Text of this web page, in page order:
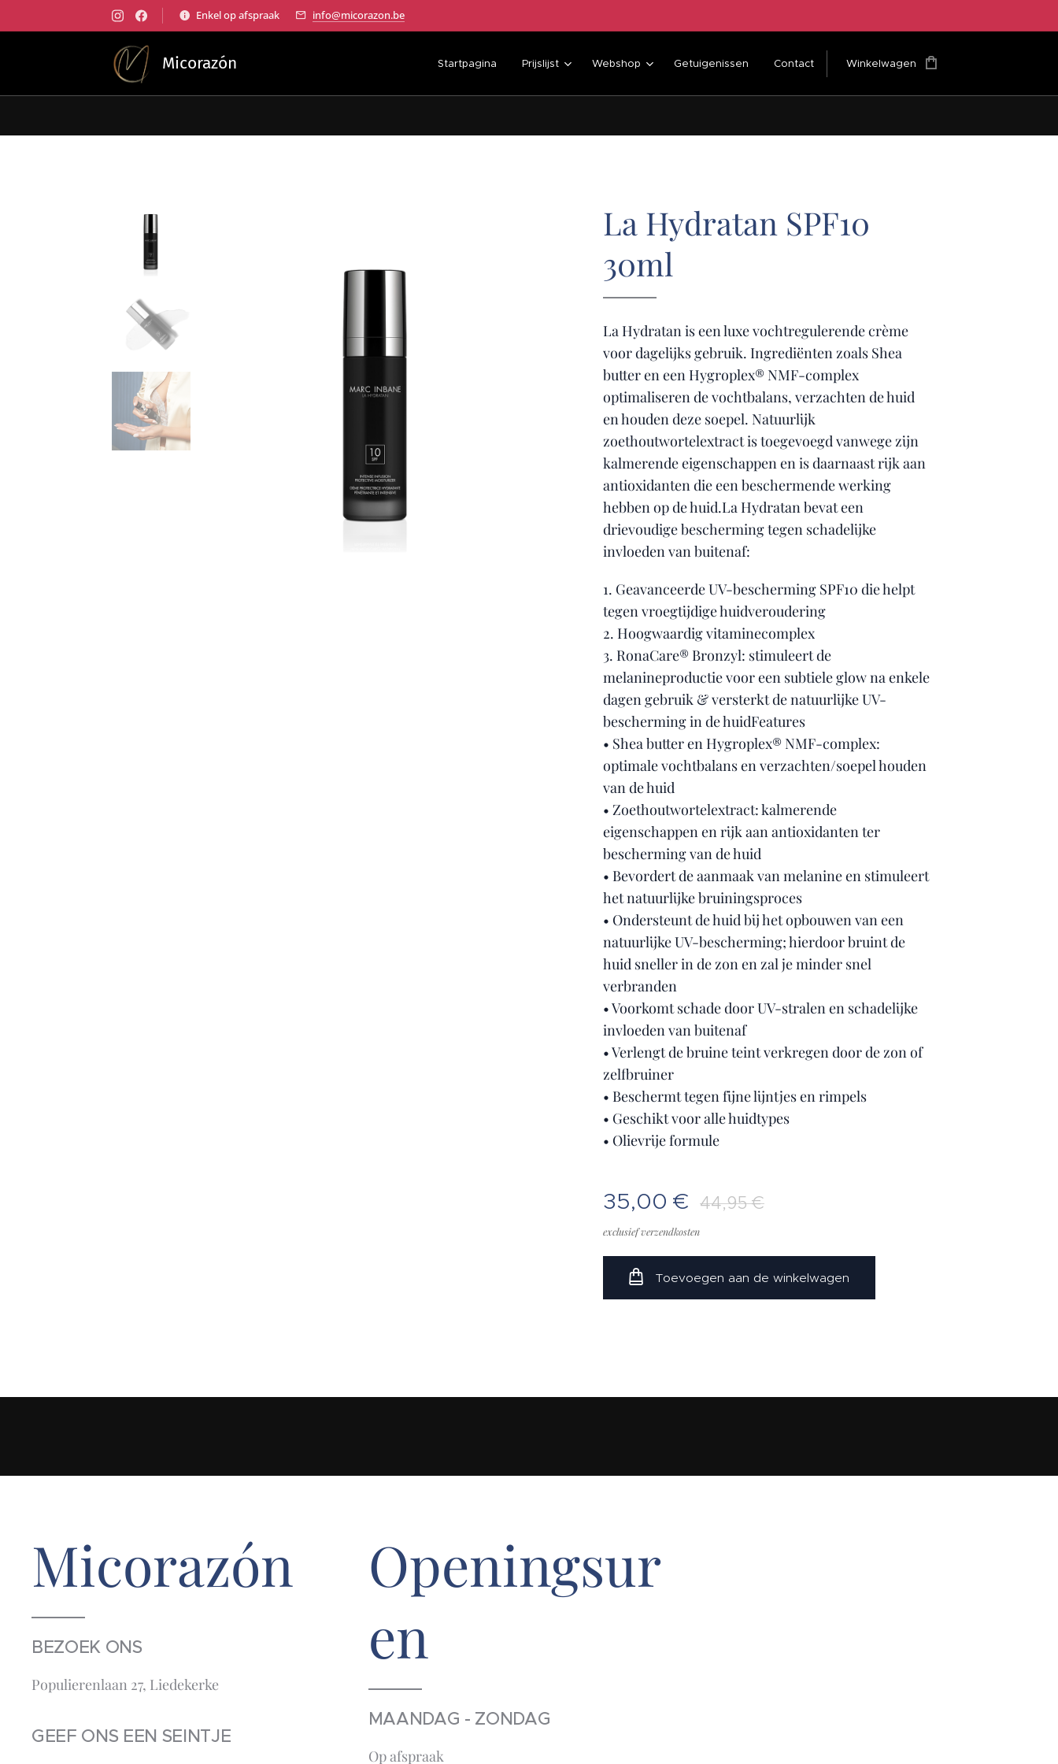
Enkel op afspraak info@micorazon.be
Micorazón Startpagina Prijslijst Webshop Getuigenissen Contact Winkelwagen
La Hydratan SPF10
30ml
La Hydratan is een luxe vochtregulerende crème
voor dagelijks gebruik. Ingrediënten zoals Shea
butter en een Hygroplex® NMF-complex
optimaliseren de vochtbalans, verzachten de huid
en houden deze soepel. Natuurlijk
zoethoutwortelextract is toegevoegd vanwege zijn
kalmerende eigenschappen en is daarnaast rijk aan
antioxidanten die een beschermende werking
hebben op de huid.La Hydratan bevat een
drievoudige bescherming tegen schadelijke
invloeden van buitenaf:
1. Geavanceerde UV-bescherming SPF10 die helpt
tegen vroegtijdige huidveroudering
2. Hoogwaardig vitaminecomplex
3. RonaCare® Bronzyl: stimuleert de
melanineproductie voor een subtiele glow na enkele
dagen gebruik & versterkt de natuurlijke UV-
bescherming in de huidFeatures
• Shea butter en Hygroplex® NMF-complex:
optimale vochtbalans en verzachten/soepel houden
van de huid
• Zoethoutwortelextract: kalmerende
eigenschappen en rijk aan antioxidanten ter
bescherming van de huid
• Bevordert de aanmaak van melanine en stimuleert
het natuurlijke bruiningsproces
• Ondersteunt de huid bij het opbouwen van een
natuurlijke UV-bescherming; hierdoor bruint de
huid sneller in de zon en zal je minder snel
verbranden
• Voorkomt schade door UV-stralen en schadelijke
invloeden van buitenaf
• Verlengt de bruine teint verkregen door de zon of
zelfbruiner
• Beschermt tegen fijne lijntjes en rimpels
• Geschikt voor alle huidtypes
• Olievrije formule
35,00 € 44,95€
exclusief verzendkosten
Toevoegen aan de winkelwagen
Micorazón
BEZOEK ONS
Populierenlaan 27, Liedekerke
GEEF ONS EEN SEINTJE
Openingsur
en
MAANDAG - ZONDAG
Op afspraak